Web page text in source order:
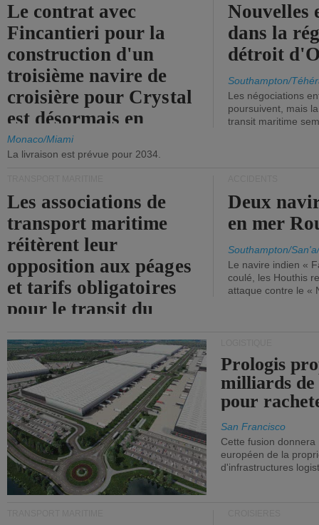
Le contrat avec
Fincantieri pour la
construction d'un
troisième navire de
croisière pour Crystal
est désormais en
vigueur.
Monaco/Miami
La livraison est prévue pour 2034.
Nouvelles
dans la
détroit
Southampton/
Les négociations
poursuivent, mais
transit maritime
Les associations de
transport maritime
réitèrent leur
opposition aux péages
et tarifs obligatoires
pour le transit du
Deux
en mer
Southampton/
Le navire indien «
coulé, les Houthis
attaque contre le «
Prologis
milliards
pour
San Francisco
Cette fusion
européen de la
d'infrastructures